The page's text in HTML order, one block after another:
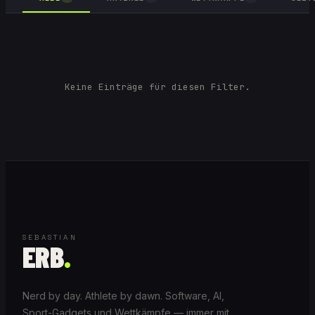
Keine Einträge für diesen Filter.
SEBASTIAN
ERB.
Nerd by day. Athlete by dawn. Software, AI,